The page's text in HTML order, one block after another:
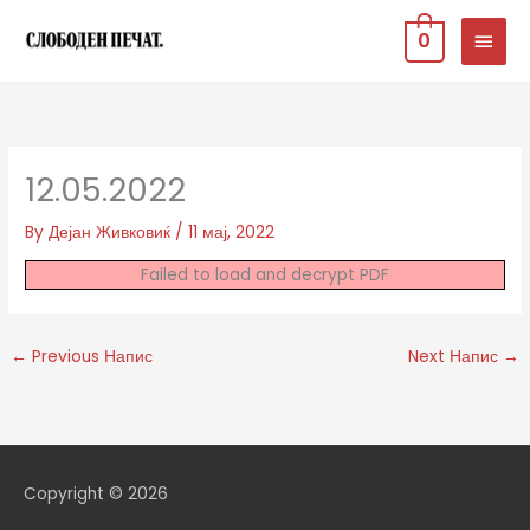
MAIN
0
12.05.2022
ByДејан Живковиќ /11 мај, 2022
Failed to load and decrypt PDF
← Previous Напис Next Напис →
Copyright © 2026